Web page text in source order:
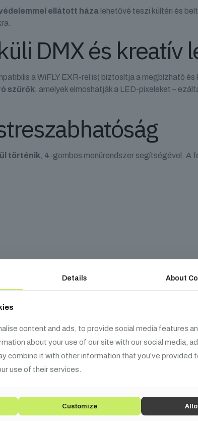
ellátott házalehetővé teszi kültéri és
DMX és kreatív
a WiFLY EXR-rel is) biztosítja a megbízható
szűrők, amelyek elmoshatják a LED-pixeleket –
történik , 4-gombos menürendszer segítségével. A
rögzítés
tápcsatlakozók
találhatók, amelyek lehetővé
Details About
content and ads, to provide social media features
about your use of our site with our social media,
combine it with other information that you’ve provided
use of their services.
Customize